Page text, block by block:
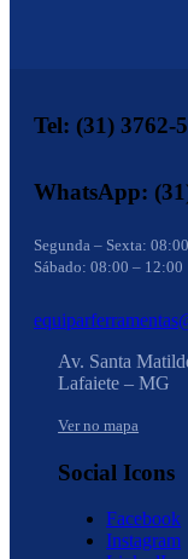
Tel: (31) 3762-
WhatsApp:
Segunda – Sexta:
Sábado: 08:00 – 12:00
Av. Santa
Lafaiete – MG
Ver no mapa
Social Icons
Facebook
Instagram